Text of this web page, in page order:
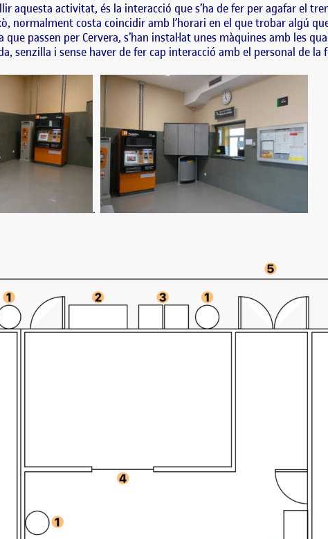
aquesta activitat, és la interacció que s’ha de fer per agafar el
normalment costa coincidir amb l’horari en el que trobar algú
que passen per Cervera, s’han instal·lat unes màquines amb les
senzilla i sense haver de fer cap interacció amb el personal de la
.